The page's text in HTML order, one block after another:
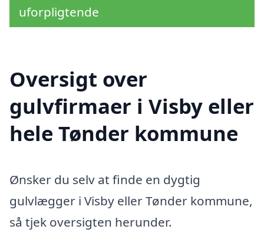
uforpligtende
Oversigt over
gulvfirmaer i Visby eller
hele Tønder kommune
Ønsker du selv at finde en dygtig
gulvlægger i Visby eller Tønder kommune,
så tjek oversigten herunder.